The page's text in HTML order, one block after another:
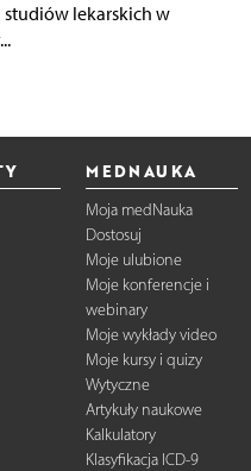
lekarskich w
MEDNAUKA
Moja medNauka
Dostosuj
Moje ulubione
Moje konferencje i
webinary
Moje wykłady video
Moje kursy i quizy
Wytyczne
Artykuły naukowe
Kalkulatory
Klasyfikacja ICD-9